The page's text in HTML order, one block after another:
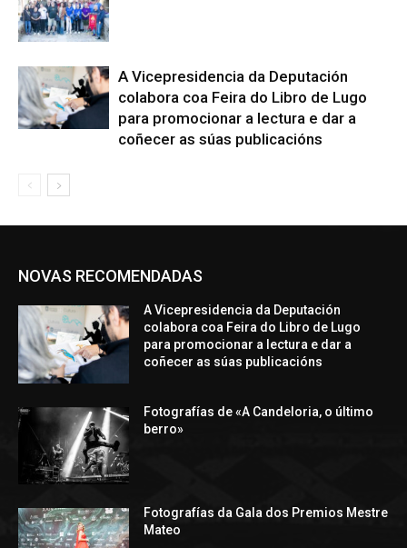
A Vicepresidencia da Deputación
colabora coa Feira do Libro de Lugo
para promocionar a lectura e dar a
coñecer as súas publicacións
NOVAS RECOMENDADAS
A Vicepresidencia da Deputación
colabora coa Feira do Libro de Lugo
para promocionar a lectura e dar a
coñecer as súas publicacións
Fotografías de «A Candeloria, o último
berro»
Fotografías da Gala dos Premios Mestre
Mateo